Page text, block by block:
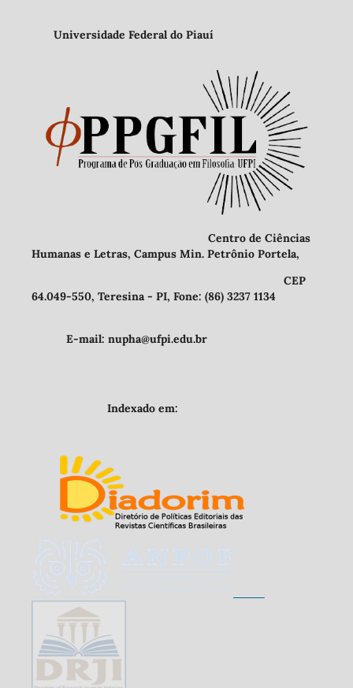
Universidade Federal do Piauí
Centro de Ciências
Humanas e Letras, Campus Min. Petrônio Portela,
CEP
64.049-550, Teresina - PI, Fone: (86) 3237 1134
E-mail: nupha@ufpi.edu.br
Indexado em: